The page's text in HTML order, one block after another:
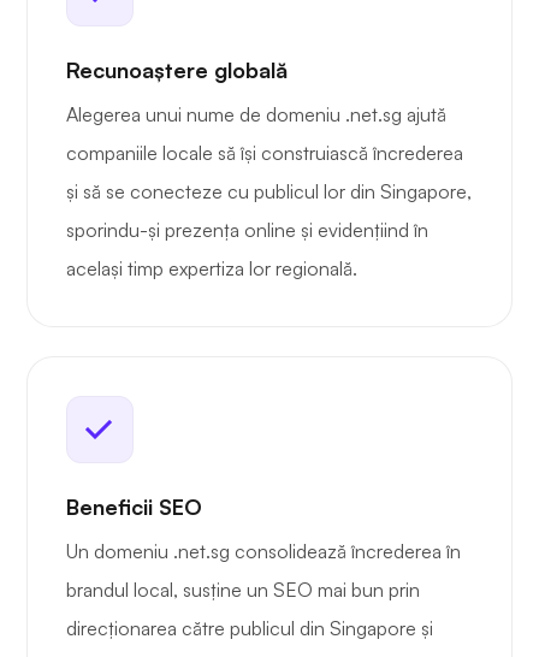
Recunoaștere globală
Alegerea unui nume de domeniu .net.sg ajută
companiile locale să își construiască încrederea
și să se conecteze cu publicul lor din Singapore,
sporindu-și prezența online și evidențiind în
același timp expertiza lor regională.
Beneficii SEO
Un domeniu .net.sg consolidează încrederea în
brandul local, susține un SEO mai bun prin
direcționarea către publicul din Singapore și